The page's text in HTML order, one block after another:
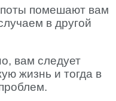
помешают вам
в другой
вам следует
жизнь и тогда в